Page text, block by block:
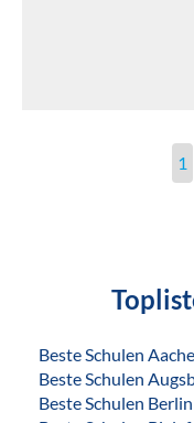
1
Beste Schulen
Beste Schulen
Beste Schulen Berlin